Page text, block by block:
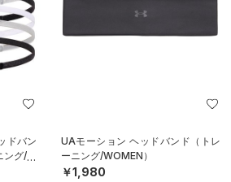
ドバン
グ/W
UAモーション ヘッドバンド（トレ
ーニング/WOMEN）
￥1,980